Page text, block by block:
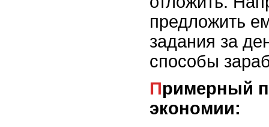
предложить
задания за
способы
Примерный план стимулирования
экономии: